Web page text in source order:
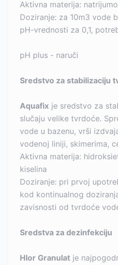
Aktivna materija:
Doziranje: za 10m3 vode
pH-vrednosti za 0,1,
pH plus - naruči
Sredstvo za stabilizaciju
Aquafix je sredstvo za
slučaju velike tvrdoće.
vode u bazenu, vrši
vodenoj liniji, skimerima,
Aktivna materija:
kiselina
Doziranje: pri prvoj
kod kontinualnog
zavisnosti od tvrdoće
Sredstva za dezinfekciju
Hlor Granulat je